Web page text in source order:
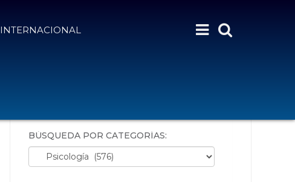
INTERNACIONAL
BÚSQUEDA POR CATEGORÍAS:
Búsqueda por categorías: